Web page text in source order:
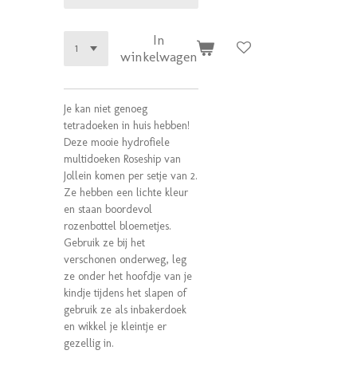
In
winkelwagen
Je kan niet genoeg
tetradoeken in huis hebben!
Deze mooie hydrofiele
multidoeken Roseship van
Jollein komen per setje van 2.
Ze hebben een lichte kleur
en staan boordevol
rozenbottel bloemetjes.
Gebruik ze bij het
verschonen onderweg, leg
ze onder het hoofdje van je
kindje tijdens het slapen of
gebruik ze als inbakerdoek
en wikkel je kleintje er
gezellig in.